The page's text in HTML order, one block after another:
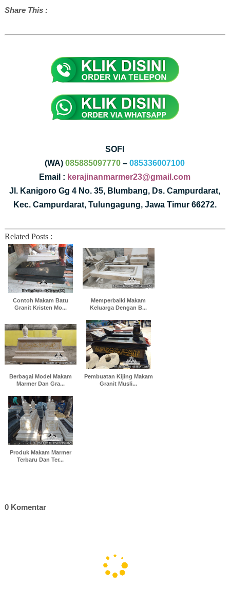
Share This :
SOFI
(WA)085885097770 –085336007100
Email : kerajinanmarmer23@gmail.com
Jl. Kanigoro Gg 4 No. 35, Blumbang, Ds. Campurdarat,
Kec. Campurdarat, Tulungagung, Jawa Timur 66272.
Related Posts :
Contoh Makam Batu
Granit Kristen Mo...
Memperbaiki Makam
Keluarga Dengan B...
Berbagai Model Makam
Marmer Dan Gra...
Pembuatan Kijing Makam
Granit Musli...
Produk Makam Marmer
Terbaru Dan Ter...
0 Komentar